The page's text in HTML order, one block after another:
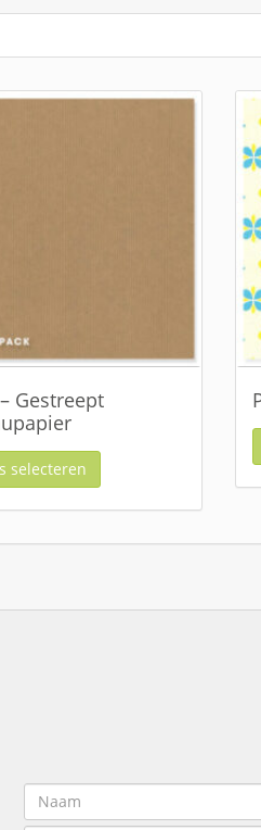
Gestreept
selecteren